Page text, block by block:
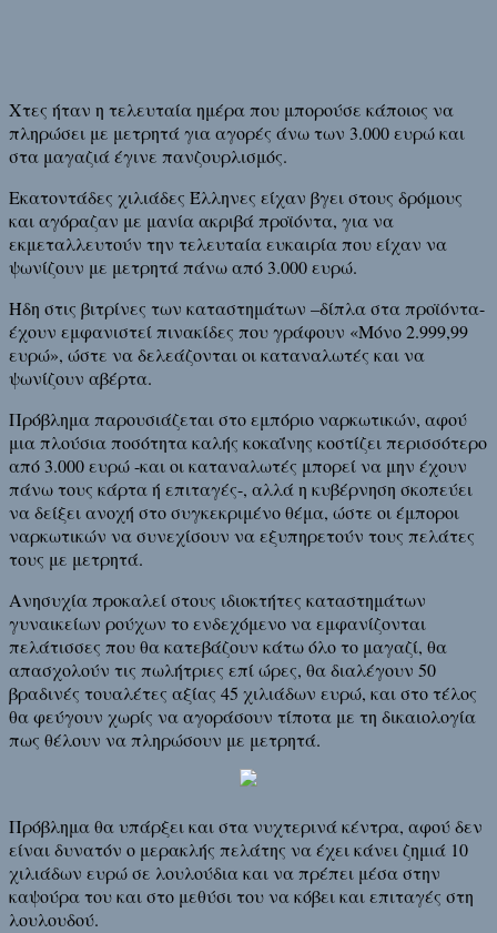
Χτες ήταν η τελευταία ημέρα που μπορούσε κάποιος να
πληρώσει με μετρητά για αγορές άνω των 3.000 ευρώ και
στα μαγαζιά έγινε πανζουρλισμός.
Εκατοντάδες χιλιάδες Έλληνες είχαν βγει στους δρόμους
και αγόραζαν με μανία ακριβά προϊόντα, για να
εκμεταλλευτούν την τελευταία ευκαιρία που είχαν να
ψωνίζουν με μετρητά πάνω από 3.000 ευρώ.
Ήδη στις βιτρίνες των καταστημάτων –δίπλα στα προϊόντα-
έχουν εμφανιστεί πινακίδες που γράφουν «Μόνο 2.999,99
ευρώ», ώστε να δελεάζονται οι καταναλωτές και να
ψωνίζουν αβέρτα.
Πρόβλημα παρουσιάζεται στο εμπόριο ναρκωτικών, αφού
μια πλούσια ποσότητα καλής κοκαΐνης κοστίζει περισσότερο
από 3.000 ευρώ -και οι καταναλωτές μπορεί να μην έχουν
πάνω τους κάρτα ή επιταγές-, αλλά η κυβέρνηση σκοπεύει
να δείξει ανοχή στο συγκεκριμένο θέμα, ώστε οι έμποροι
ναρκωτικών να συνεχίσουν να εξυπηρετούν τους πελάτες
τους με μετρητά.
Ανησυχία προκαλεί στους ιδιοκτήτες καταστημάτων
γυναικείων ρούχων το ενδεχόμενο να εμφανίζονται
πελάτισσες που θα κατεβάζουν κάτω όλο το μαγαζί, θα
απασχολούν τις πωλήτριες επί ώρες, θα διαλέγουν 50
βραδινές τουαλέτες αξίας 45 χιλιάδων ευρώ, και στο τέλος
θα φεύγουν χωρίς να αγοράσουν τίποτα με τη δικαιολογία
πως θέλουν να πληρώσουν με μετρητά.
Πρόβλημα θα υπάρξει και στα νυχτερινά κέντρα, αφού δεν
είναι δυνατόν ο μερακλής πελάτης να έχει κάνει ζημιά 10
χιλιάδων ευρώ σε λουλούδια και να πρέπει μέσα στην
καψούρα του και στο μεθύσι του να κόβει και επιταγές στη
λουλουδού.